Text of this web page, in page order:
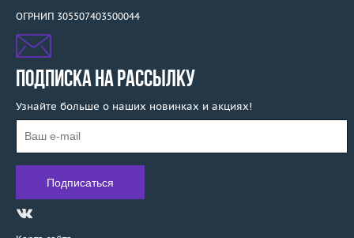
ОГРНИП 305507403500044
ПОДПИСКА НА РАССЫЛКУ
Узнайте больше о наших новинках и акциях!